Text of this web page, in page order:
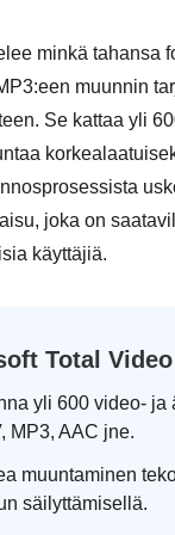
minkä tahansa
muunnin
Se kattaa yli
joka on
käyttäjiä.
Total
yli 600 video- ja
MP3, AAC jne.
muuntaminen
säilyttämisellä.